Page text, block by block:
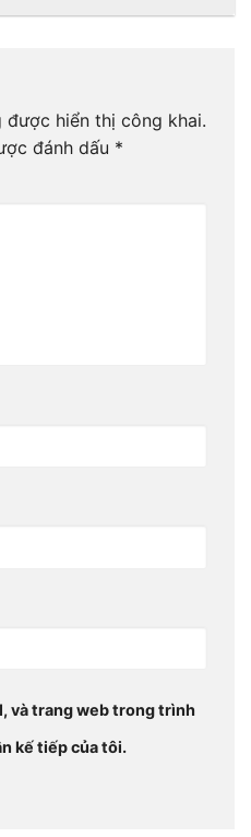
được hiển thị công khai.
đánh dấu *
và trang web trong trình
kế tiếp của tôi.